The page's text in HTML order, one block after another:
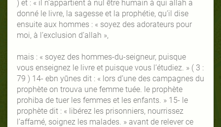
) et : « il n’appartient à nul être humain à qui allah a
donné le livre, la sagesse et la prophétie, qu’il dise
ensuite aux hommes : « soyez des adorateurs pour
moi, à l’exclusion d’allah »,
mais : « soyez des hommes-du-seigneur, puisque
vous enseignez le livre et puisque vous l’étudiez. » ( 3 :
79 ) 14- ebn yūnes dit : « lors d’une des campagnes du
prophète on trouva une femme tuée. le prophète
prohiba de tuer les femmes et les enfants. » 15- le
prophète dit : « libérez les prisonniers, nourrissez
l’affamé, soignez les malades. » avant de relever ce